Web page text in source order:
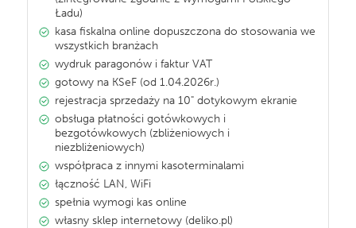
Ładu)
kasa fiskalna online dopuszczona do stosowania we
wszystkich branżach
wydruk paragonów i faktur VAT
gotowy na KSeF (od 1.04.2026r.)
rejestracja sprzedaży na 10" dotykowym ekranie
obsługa płatności gotówkowych i
bezgotówkowych (zbliżeniowych i
niezbliżeniowych)
współpraca z innymi kasoterminalami
łączność LAN, WiFi
spełnia wymogi kas online
własny sklep internetowy (deliko.pl)